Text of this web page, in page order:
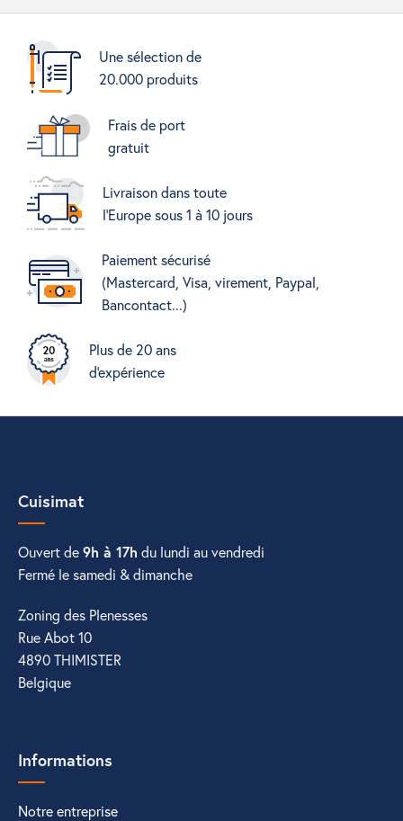
Une sélection de
20.000 produits
Frais de port
gratuit
Livraison dans toute
l'Europe sous 1 à 10 jours
Paiement sécurisé
(Mastercard, Visa, virement, Paypal,
Bancontact...)
Plus de 20 ans
d'expérience
Cuisimat
Ouvert de9h à 17h du lundi au vendredi
Fermé le samedi & dimanche
Zoning des Plenesses
Rue Abot 10
4890 THIMISTER
Belgique
Informations
Notre entreprise